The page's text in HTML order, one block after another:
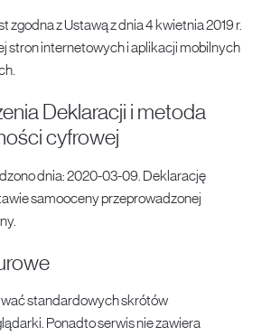
zgodna z Ustawą z dnia 4 kwietnia 2019 r.
stron internetowych i aplikacji mobilnych
Deklaracji i metoda
cyfrowej
dnia:2020-03-09 . Deklarację
samooceny przeprowadzonej
standardowych skrótów
Ponadto serwis nie zawiera